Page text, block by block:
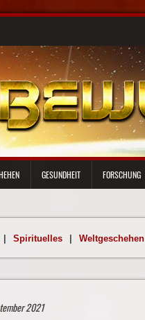
GESUNDHEIT FORSCHUNG
Spirituelles Weltgeschehen
2021